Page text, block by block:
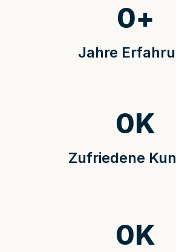
Jahre
0+
Zufriedene
0K
0K